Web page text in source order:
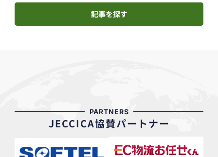
記事を探す
PARTNERS
JECCICA協賛パートナー